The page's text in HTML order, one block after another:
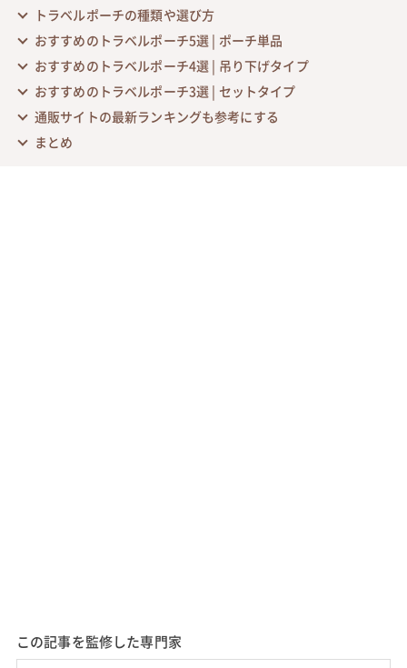
トラベルポーチの種類や選び方
おすすめのトラベルポーチ5選 | ポーチ単品
おすすめのトラベルポーチ4選 | 吊り下げタイプ
おすすめのトラベルポーチ3選 | セットタイプ
通販サイトの最新ランキングも参考にする
まとめ
この記事を監修した専門家